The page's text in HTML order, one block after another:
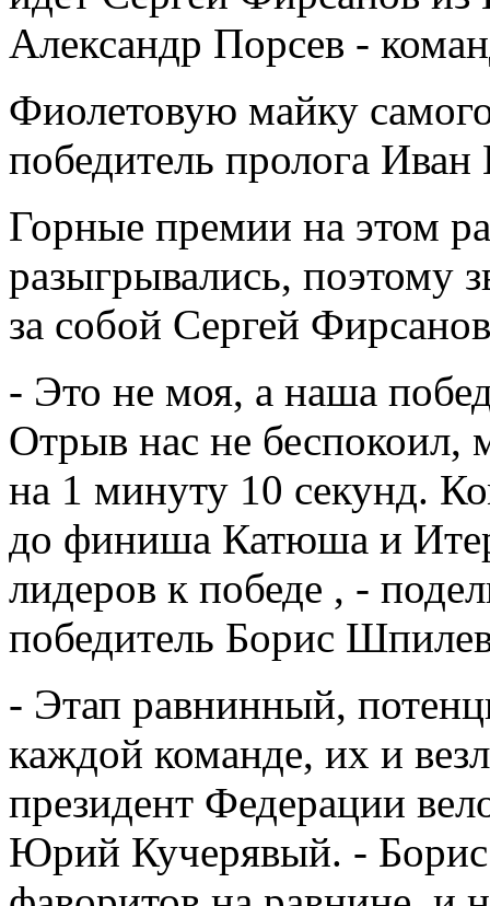
Александр Порсев -
Фиолетовую майку
победитель пролога
Горные премии на этом
разыгрывались, поэтому
за собой Сергей
- Это не моя, а наша
Отрыв нас не беспокоил,
на 1 минуту 10 секунд.
до финиша Катюша и
лидеров к победе , -
победитель Борис
- Этап равнинный,
каждой команде, их и
президент Федерации
Юрий Кучерявый. -